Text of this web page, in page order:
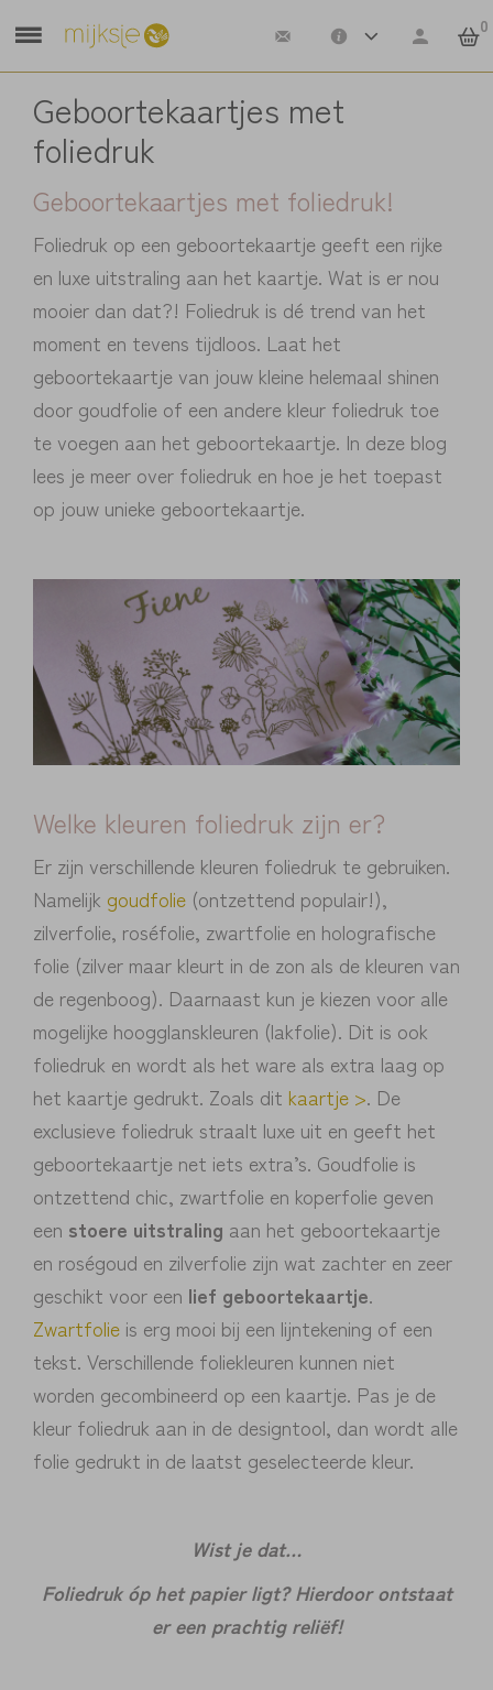
0
Geboortekaartjes met
foliedruk
Geboortekaartjes met foliedruk!
Foliedruk op een geboortekaartje geeft een rijke
en luxe uitstraling aan het kaartje. Wat is er nou
mooier dan dat?! Foliedruk is dé trend van het
moment en tevens tijdloos. Laat het
geboortekaartje van jouw kleine helemaal shinen
door goudfolie of een andere kleur foliedruk toe
te voegen aan het geboortekaartje. In deze blog
lees je meer over foliedruk en hoe je het toepast
op jouw unieke geboortekaartje.
Welke kleuren foliedruk zijn er?
Er zijn verschillende kleuren foliedruk te gebruiken.
Namelijk goudfolie (ontzettend populair!),
zilverfolie, roséfolie, zwartfolie en holografische
folie (zilver maar kleurt in de zon als de kleuren van
de regenboog). Daarnaast kun je kiezen voor alle
mogelijke hoogglanskleuren (lakfolie). Dit is ook
foliedruk en wordt als het ware als extra laag op
het kaartje gedrukt. Zoals dit kaartje >. De
exclusieve foliedruk straalt luxe uit en geeft het
geboortekaartje net iets extra’s. Goudfolie is
ontzettend chic, zwartfolie en koperfolie geven
een stoere uitstraling aan het geboortekaartje
en roségoud en zilverfolie zijn wat zachter en zeer
geschikt voor een lief geboortekaartje.
Zwartfolie is erg mooi bij een lijntekening of een
tekst. Verschillende foliekleuren kunnen niet
worden gecombineerd op een kaartje. Pas je de
kleur foliedruk aan in de designtool, dan wordt alle
folie gedrukt in de laatst geselecteerde kleur.
Wist je dat…
Foliedruk óp het papier ligt? Hierdoor ontstaat
er een prachtig reliëf!